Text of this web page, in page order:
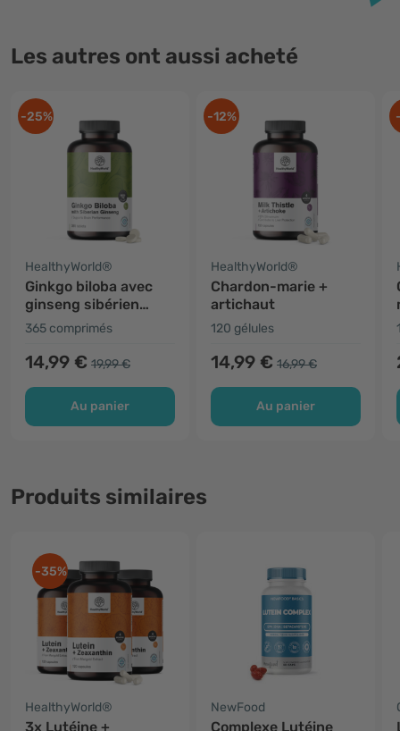
Les autres ont aussi acheté
-25%
HealthyWorld®
Ginkgo biloba avec
ginseng sibérien
6600 mg
365 comprimés
14,99 € 19,99 €
Au panier
-12%
HealthyWorld®
Chardon-marie +
artichaut
120 gélules
14,99 € 16,99 €
Au panier
Produits similaires
-35%
HealthyWorld®
3x Lutéine +
NewFood
Complexe Lutéine